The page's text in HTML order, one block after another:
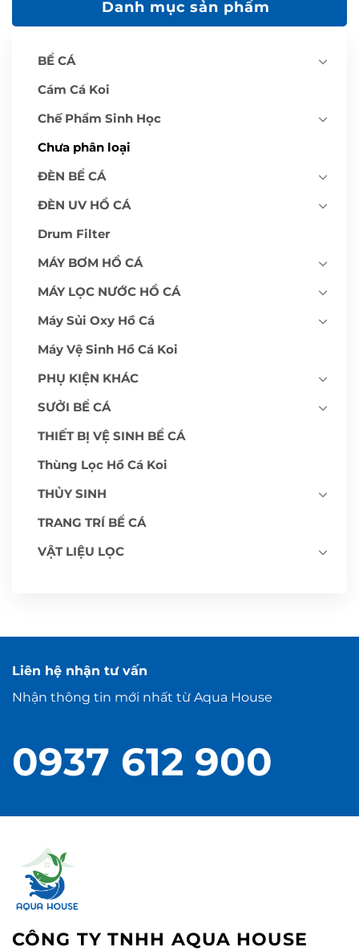
n
,
Danh mục sản phẩm
BỂ CÁ
Cám Cá Koi
Chế Phẩm Sinh Học
Chưa phân loại
ĐÈN BỂ CÁ
ĐÈN UV HỒ CÁ
Drum Filter
MÁY BƠM HỒ CÁ
MÁY LỌC NƯỚC HỒ CÁ
Máy Sủi Oxy Hồ Cá
Máy Vệ Sinh Hồ Cá Koi
PHỤ KIỆN KHÁC
SƯỞI BỂ CÁ
THIẾT BỊ VỆ SINH BỂ CÁ
Thùng Lọc Hồ Cá Koi
THỦY SINH
TRANG TRÍ BỂ CÁ
VẬT LIỆU LỌC
Liên hệ nhận tư vấn
Nhận thông tin mới nhất từ Aqua House
0937 612 900
CÔNG TY TNHH AQUA HOUSE